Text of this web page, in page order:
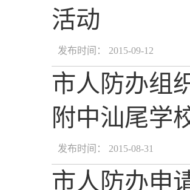
活动
发布时间： 2015-09-12
市人防办组
附中汕尾学
发布时间： 2015-08-31
市人防办申